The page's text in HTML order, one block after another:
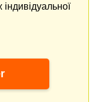
індивідуальної